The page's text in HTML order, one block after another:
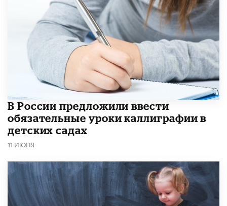
В России предложили ввести
обязательные уроки каллиграфии в
детских садах
11 ИЮНЯ